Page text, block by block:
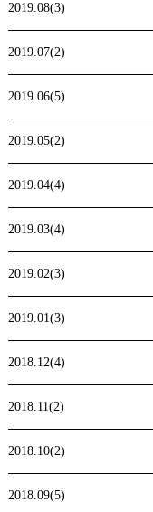
2019.08(3)
2019.07(2)
2019.06(5)
2019.05(2)
2019.04(4)
2019.03(4)
2019.02(3)
2019.01(3)
2018.12(4)
2018.11(2)
2018.10(2)
2018.09(5)